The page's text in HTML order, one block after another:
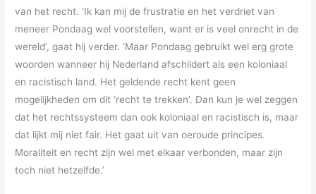
van het recht. ‘Ik kan mij de frustratie en het verdriet van
meneer Pondaag wel voorstellen, want er is veel onrecht in de
wereld’, gaat hij verder. ‘Maar Pondaag gebruikt wel erg grote
woorden wanneer hij Nederland afschildert als een koloniaal
en racistisch land. Het geldende recht kent geen
mogelijkheden om dit ‘recht te trekken’. Dan kun je wel zeggen
dat het rechtssysteem dan ook koloniaal en racistisch is, maar
dat lijkt mij niet fair. Het gaat uit van oeroude principes.
Moraliteit en recht zijn wel met elkaar verbonden, maar zijn
toch niet hetzelfde.’